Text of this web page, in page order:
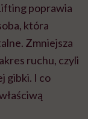
poprawia
która
Zmniejsza
ruchu, czyli
gibki. I co